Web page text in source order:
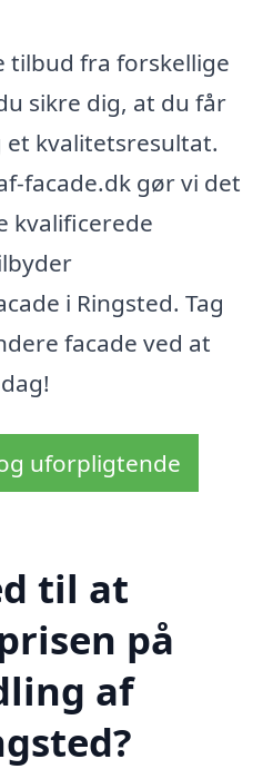
tilbud fra forskellige
sikre dig, at du får
kvalitetsresultat.
facade.dk gør vi det
kvalificerede
i Ringsted. Tag
facade ved at
uforpligtende
til at
på
af